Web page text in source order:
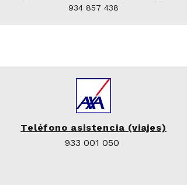
934 857 438
Teléfono asistencia (viajes)
933 001 050